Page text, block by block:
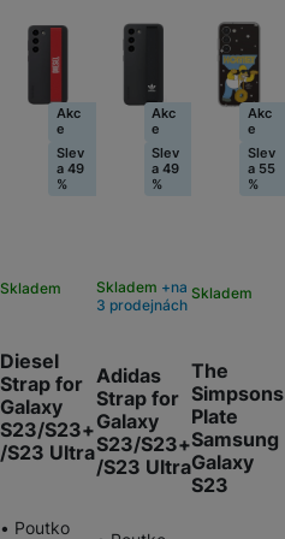
Diesel
Strap for
Galaxy
S23/S23+
/S23 Ultra
Skladem
Akc
e
Slev
a 49
%
• Poutko
Adidas
Strap for
Galaxy
S23/S23+
/S23 Ultra
Skladem
na
3 prodejnách
Akc
e
Slev
a 49
%
The
Simpsons
Plate
Samsung
Galaxy
S23
Skladem
Akc
e
Slev
a 55
%